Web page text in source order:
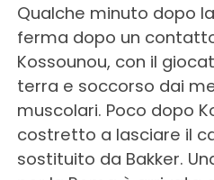
Qualche minuto dopo
ferma dopo un
Kossounou, con il
terra e soccorso dai
muscolari. Poco dopo
costretto a lasciare il
sostituito da Bakker.